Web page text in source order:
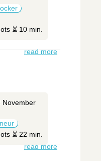
⏳ 10 min.
read more
November
⏳ 22 min.
read more